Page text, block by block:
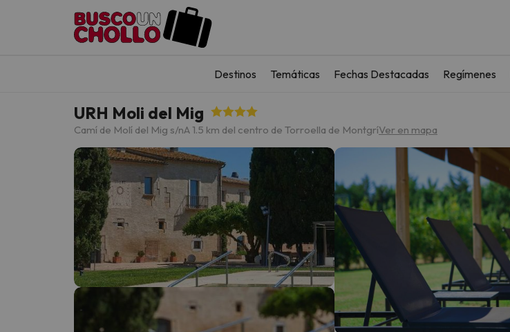
Destinos Temáticas Fechas Destacadas Regímenes
URH Moli del Mig
Camí de Molí del Mig s/nA 1.5 km del centro de Torroella de MontgríVer en mapa